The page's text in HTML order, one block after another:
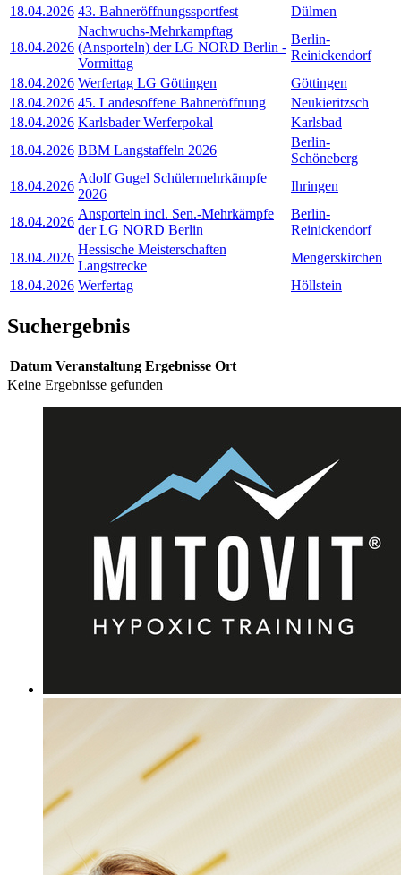
18.04.2026 43. Bahneröffnungssportfest Dülmen
18.04.2026
Nachwuchs-Mehrkampftag
(Ansporteln) der LG NORD Berlin -
Vormittag
Berlin-
Reinickendorf
18.04.2026 Werfertag LG Göttingen
Göttingen
18.04.2026 45. Landesoffene Bahneröffnung
Neukieritzsch
18.04.2026 Karlsbader Werferpokal
Karlsbad
18.04.2026 BBM Langstaffeln 2026
Berlin-
Schöneberg
18.04.2026
Adolf Gugel Schülermehrkämpfe
2026
Ihringen
18.04.2026
Ansporteln incl. Sen.-Mehrkämpfe
der LG NORD Berlin
Berlin-
Reinickendorf
18.04.2026
Hessische Meisterschaften
Langstrecke
Mengerskirchen
18.04.2026 Werfertag Höllstein
Suchergebnis
Datum Veranstaltung Ergebnisse Ort
Keine Ergebnisse gefunden